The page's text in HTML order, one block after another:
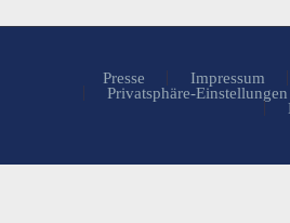
Presse Impressum
Privatsphäre-